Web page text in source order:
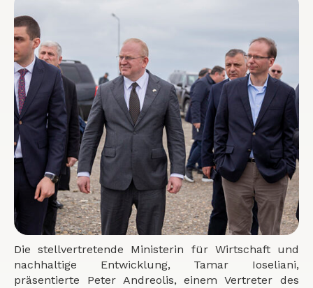
Die stellvertretende Ministerin für Wirtschaft und
nachhaltige Entwicklung, Tamar Ioseliani,
präsentierte Peter Andreolis, einem Vertreter des